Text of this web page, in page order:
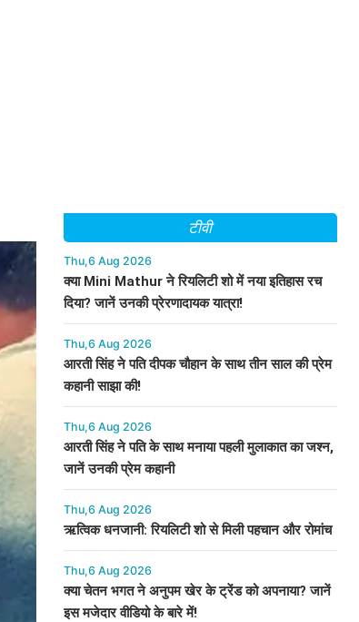
टीवी
Thu,6 Aug 2026
क्या Mini Mathur ने रियलिटी शो में नया इतिहास रच
दिया? जानें उनकी प्रेरणादायक यात्रा!
Thu,6 Aug 2026
आरती सिंह ने पति दीपक चौहान के साथ तीन साल की प्रेम
कहानी साझा की!
Thu,6 Aug 2026
आरती सिंह ने पति के साथ मनाया पहली मुलाकात का जश्न,
जानें उनकी प्रेम कहानी
Thu,6 Aug 2026
ऋत्विक धनजानी: रियलिटी शो से मिली पहचान और रोमांच
Thu,6 Aug 2026
क्या चेतन भगत ने अनुपम खेर के ट्रेंड को अपनाया? जानें
इस मजेदार वीडियो के बारे में!